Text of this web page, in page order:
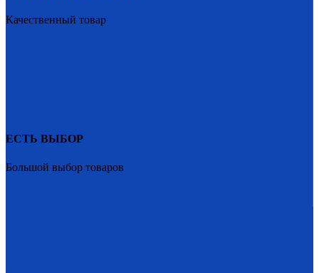
Качественный товар
ЕСТЬ ВЫБОР
Большой выбор товаров